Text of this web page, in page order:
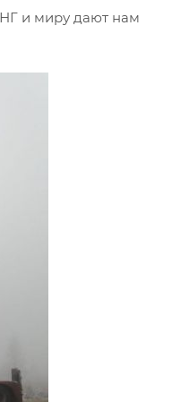
и миру дают нам